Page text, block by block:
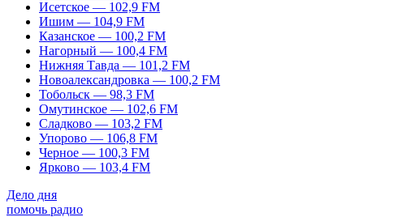
Исетское — 102,9 FM
Ишим — 104,9 FM
Казанское — 100,2 FM
Нагорный — 100,4 FM
Нижняя Тавда — 101,2 FM
Новоалександровка — 100,2 FM
Тобольск — 98,3 FM
Омутинское — 102,6 FM
Сладково — 103,2 FM
Упорово — 106,8 FM
Черное — 100,3 FM
Ярково — 103,4 FM
Дело дня
помочь радио